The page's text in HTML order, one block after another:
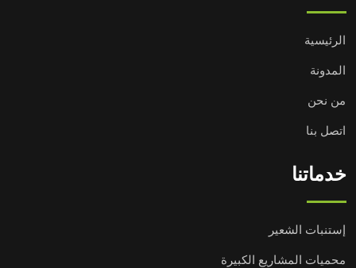
الرئيسية
المدونة
من نحن
اتصل بنا
خدماتنا
إستنبات الشعير
محميات المشاريع الكبيرة